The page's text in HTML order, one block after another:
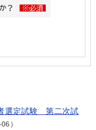
選定試験 第二次試